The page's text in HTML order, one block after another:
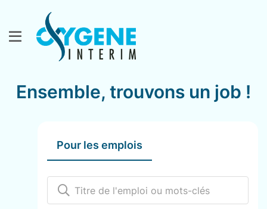
Ensemble, trouvons un job !
Pour les emplois